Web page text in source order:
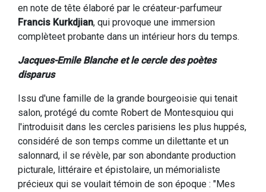
en note de tête élaboré par le créateur-parfumeur
Francis Kurkdjian, qui provoque une immersion
complèteet probante dans un intérieur hors du temps.
Jacques-Emile Blanche et le cercle des poètes
disparus
Issu d'une famille de la grande bourgeoisie qui tenait
salon, protégé du comte Robert de Montesquiou qui
l'introduisit dans les cercles parisiens les plus huppés,
considéré de son temps comme un dilettante et un
salonnard, il se révèle, par son abondante production
picturale, littéraire et épistolaire, un mémorialiste
précieux qui se voulait témoin de son époque : "Mes